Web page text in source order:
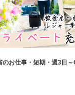
のお仕事・短期・週3日